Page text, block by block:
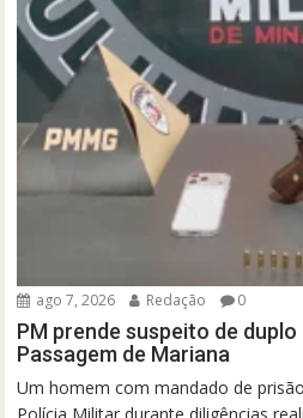
ago 7, 2026 Redação 0
PM prende suspeito de
Passagem de Mariana
Um homem com mandado de
Polícia Militar durante diligências